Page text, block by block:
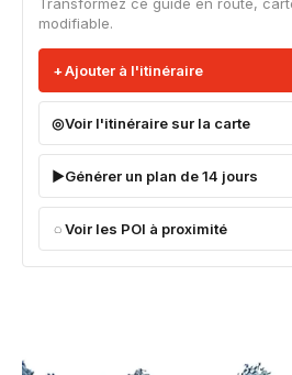
modifiable.
Ajouter à l'itinéraire
Voir l'itinéraire sur la carte
Générer un plan de 14 jours
Voir les POI à proximité